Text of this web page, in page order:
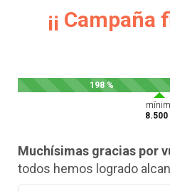
¡¡
198 %
8.500
Muchísimas gracias por
todos hemos logrado